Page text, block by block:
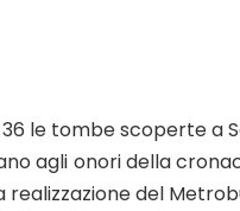
le tombe scoperte a
agli onori della
realizzazione del